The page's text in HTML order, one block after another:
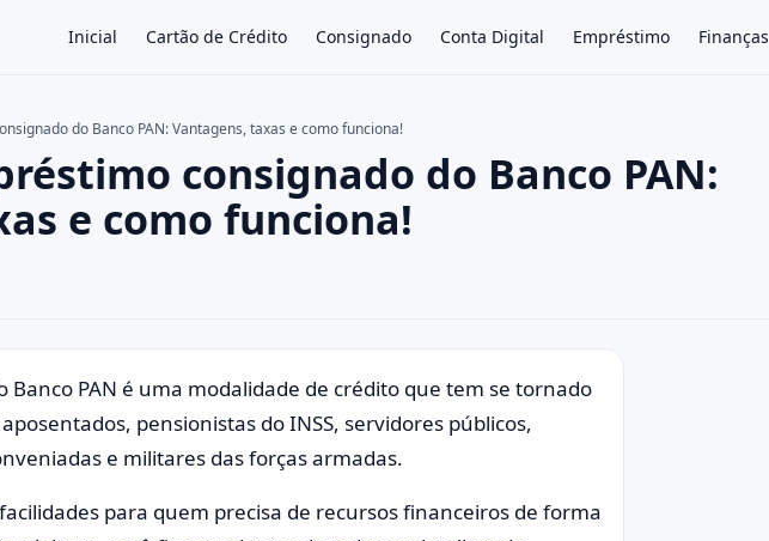
Inicial Cartão de Crédito Consignado Conta Digital Empréstimo Finanças
fechar.
do Banco PAN: Vantagens, taxas e como funciona!
consignado do Banco PAN:
e como funciona!
Banco PAN é uma modalidade de crédito que tem se tornado
pensionistas do INSS, servidores públicos,
e militares das forças armadas.
para quem precisa de recursos financeiros de forma